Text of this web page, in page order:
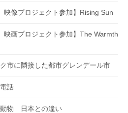
像プロジェクト参加】Rising Sun
画プロジェクト参加】The Warmth
市に隣接した都市グレンデール市
話
動物 日本との違い